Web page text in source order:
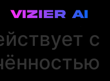
Как фокус
с